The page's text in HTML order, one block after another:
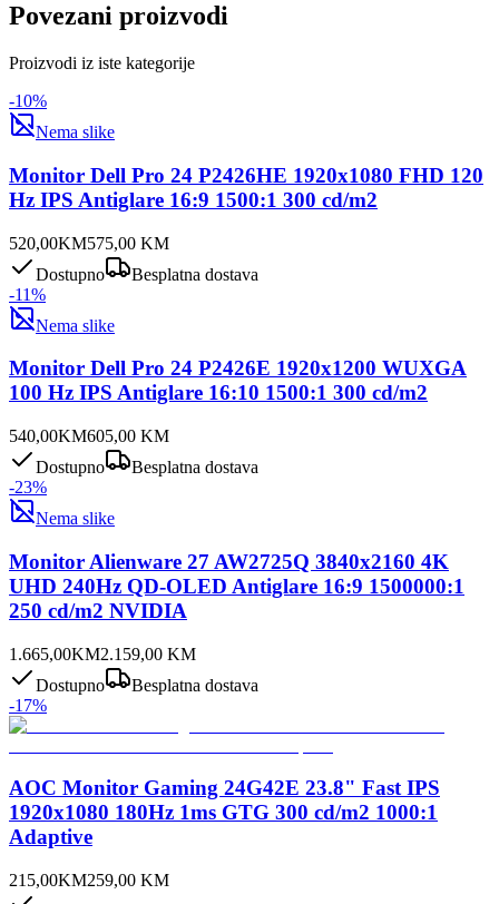
Povezani proizvodi
Proizvodi iz iste kategorije
-10%
Nema slike
Monitor Dell Pro 24 P2426HE 1920x1080 FHD 120
Hz IPS Antiglare 16:9 1500:1 300 cd/m2
520,00KM575,00 KM
Dostupno
Besplatna dostava
-11%
Nema slike
Monitor Dell Pro 24 P2426E 1920x1200 WUXGA
100 Hz IPS Antiglare 16:10 1500:1 300 cd/m2
540,00KM605,00 KM
Dostupno
Besplatna dostava
-23%
Nema slike
Monitor Alienware 27 AW2725Q 3840x2160 4K
UHD 240Hz QD-OLED Antiglare 16:9 1500000:1
250 cd/m2 NVIDIA
1.665,00KM2.159,00 KM
Dostupno
Besplatna dostava
-17%
AOC Monitor Gaming 24G42E 23.8" Fast IPS
1920x1080 180Hz 1ms GTG 300 cd/m2 1000:1
Adaptive
215,00KM259,00 KM